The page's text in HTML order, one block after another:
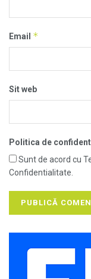
Email *
Sit web
Politica de
Sunt de acord cu
Confidentialitate.